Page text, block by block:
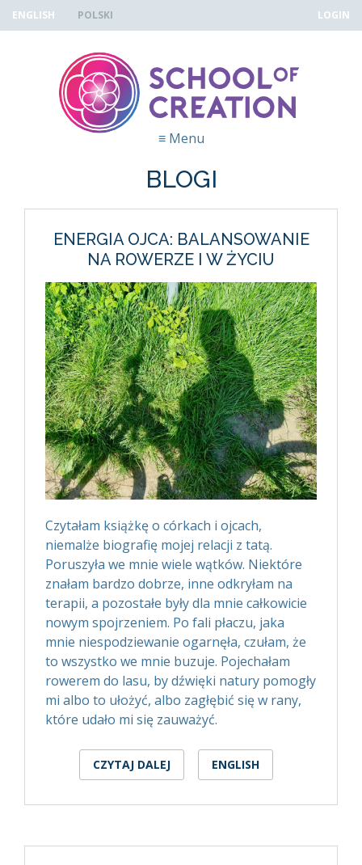
Skip to navigation
Przejdź do treści
ENGLISH POLSKI LOGIN
≡Menu
BLOGI
ENERGIA OJCA: BALANSOWANIE
NA ROWERZE I W ŻYCIU
Czytałam książkę o córkach i ojcach,
niemalże biografię mojej relacji z tatą.
Poruszyła we mnie wiele wątków. Niektóre
znałam bardzo dobrze, inne odkryłam na
terapii, a pozostałe były dla mnie całkowicie
nowym spojrzeniem. Po fali płaczu, jaka
mnie niespodziewanie ogarnęła, czułam, że
to wszystko we mnie buzuje. Pojechałam
rowerem do lasu, by dźwięki natury pomogły
mi albo to ułożyć, albo zagłębić się w rany,
które udało mi się zauważyć.
CZYTAJ DALEJ
WPIS ENERGIA OJCA:
BALANSOWANIE NA
ENGLISH